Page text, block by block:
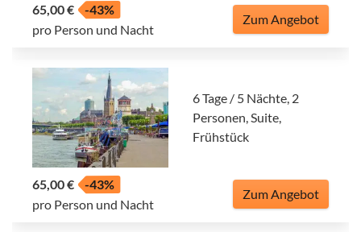
65,00 €
-43%
pro Person und Nacht
Zum Angebot
6 Tage / 5 Nächte, 2
Personen, Suite,
Frühstück
65,00 €
-43%
pro Person und Nacht
Zum Angebot